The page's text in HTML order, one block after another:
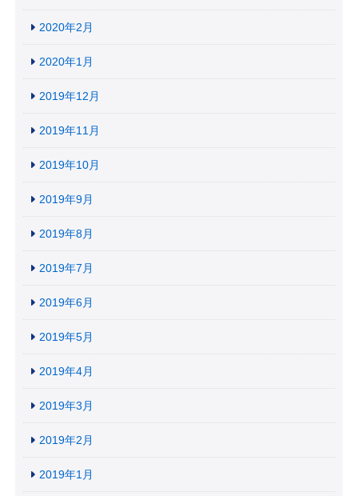
2020年2月
2020年1月
2019年12月
2019年11月
2019年10月
2019年9月
2019年8月
2019年7月
2019年6月
2019年5月
2019年4月
2019年3月
2019年2月
2019年1月